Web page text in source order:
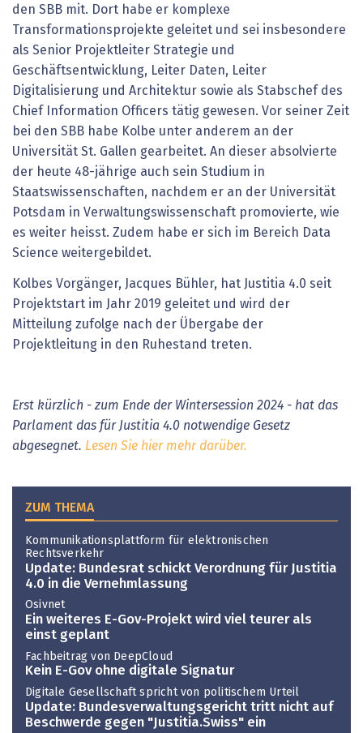
den SBB mit. Dort habe er komplexe
Transformationsprojekte geleitet und sei insbesondere
als Senior Projektleiter Strategie und
Geschäftsentwicklung, Leiter Daten, Leiter
Digitalisierung und Architektur sowie als Stabschef des
Chief Information Officers tätig gewesen. Vor seiner Zeit
bei den SBB habe Kolbe unter anderem an der
Universität St. Gallen gearbeitet. An dieser absolvierte
der heute 48-jährige auch sein Studium in
Staatswissenschaften, nachdem er an der Universität
Potsdam in Verwaltungswissenschaft promovierte, wie
es weiter heisst. Zudem habe er sich im Bereich Data
Science weitergebildet.
Kolbes Vorgänger, Jacques Bühler, hat Justitia 4.0 seit
Projektstart im Jahr 2019 geleitet und wird der
Mitteilung zufolge nach der Übergabe der
Projektleitung in den Ruhestand treten.
Erst kürzlich - zum Ende der Wintersession 2024 - hat das
Parlament das für Justitia 4.0 notwendige Gesetz
abgesegnet. Lesen Sie hier mehr darüber.
ZUM THEMA
Kommunikationsplattform für elektronischen
Rechtsverkehr
Update: Bundesrat schickt Verordnung für Justitia
4.0 in die Vernehmlassung
Osivnet
Ein weiteres E-Gov-Projekt wird viel teurer als
einst geplant
Fachbeitrag von DeepCloud
Kein E-Gov ohne digitale Signatur
Digitale Gesellschaft spricht von politischem Urteil
Update: Bundesverwaltungsgericht tritt nicht auf
Beschwerde gegen "Justitia.Swiss" ein